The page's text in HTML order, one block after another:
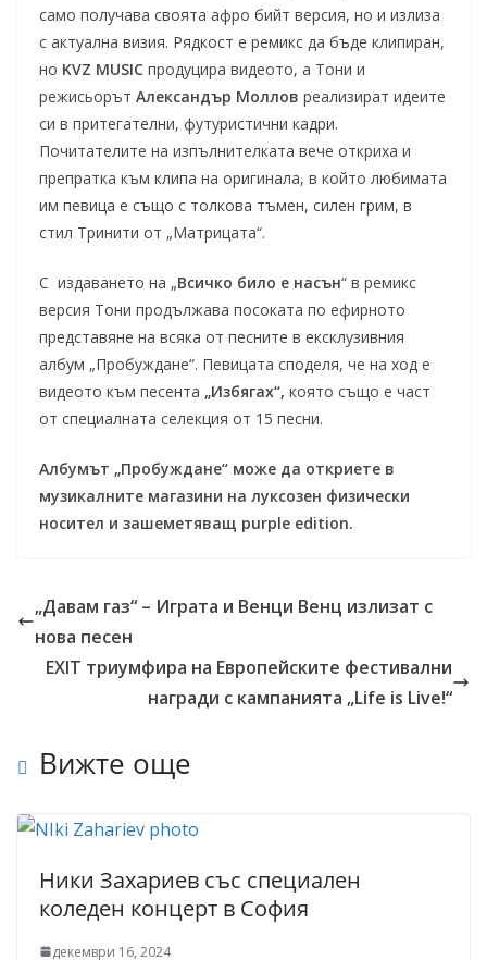
само получава своята афро бийт версия, но и излиза
с актуална визия. Рядкост е ремикс да бъде клипиран,
но KVZ MUSIC продуцира видеото, а Тони и
режисьорът Александър Моллов реализират идеите
си в притегателни, футуристични кадри.
Почитателите на изпълнителката вече откриха и
препратка към клипа на оригинала, в който любимата
им певица е също с толкова тъмен, силен грим, в
стил Тринити от „Матрицата“.
С издаването на „Всичко било е насън“ в ремикс
версия Тони продължава посоката по ефирното
представяне на всяка от песните в ексклузивния
албум „Пробуждане“. Певицата споделя, че на ход е
видеото към песента „Избягах“, която също е част
от специалната селекция от 15 песни.
Албумът „Пробуждане“ може да откриете в
музикалните магазини на луксозен физически
носител и зашеметяващ purple edition.
„Давам газ“ – Играта и Венци Венц излизат с
нова песен
EXIT триумфира на Европейските фестивални
награди с кампанията „Life is Live!“
Вижте още
Ники Захариев със специален
коледен концерт в София
декември 16, 2024